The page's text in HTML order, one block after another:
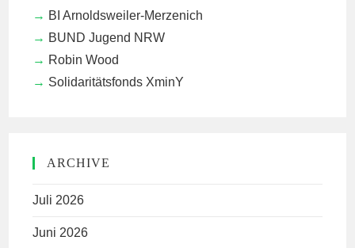
BI Arnoldsweiler-Merzenich
BUND Jugend NRW
Robin Wood
Solidaritätsfonds XminY
ARCHIVE
Juli 2026
Juni 2026